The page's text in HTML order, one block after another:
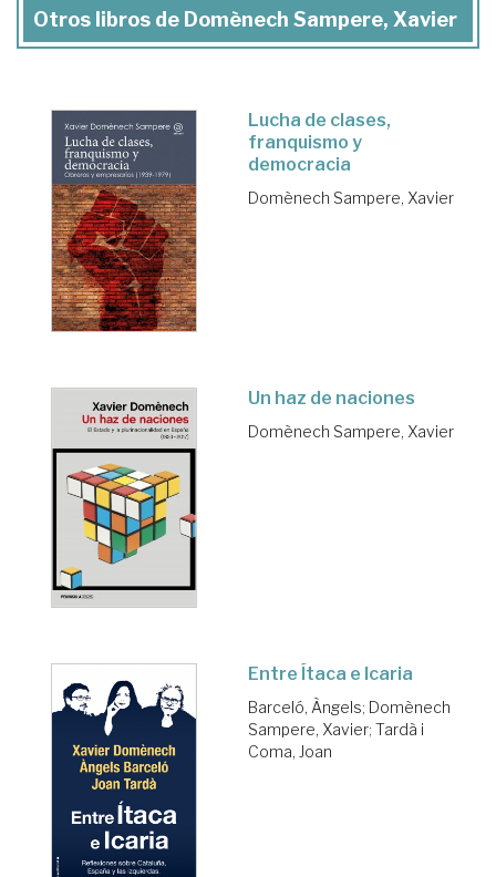
Otros libros de Domènech Sampere, Xavier
Lucha de clases,
franquismo y
democracia
Domènech Sampere, Xavier
Un haz de naciones
Domènech Sampere, Xavier
Entre Ítaca e Icaria
Barceló, Àngels; Domènech
Sampere, Xavier; Tardà i
Coma, Joan